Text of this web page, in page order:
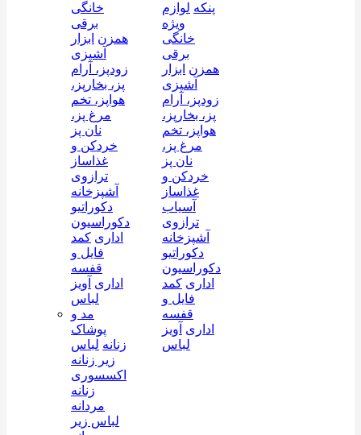
خانگی
برقی
همزن ابزار
آشپزی
زودپز، آرام
پز، بخارپز،
هواپز، تخم
مرغ پز،
نان پز
خردکن و
غذاساز
ترازوی
آشپزخانه
دکوراتیو
دکوراسیون
اداری کمد
فایل و
قفسه
اداری آویز
لباس
مد و
پوشاک
زنانه لباس
زیر زنانه
اکسسوری
زنانه
مردانه
لباس زیر
پنکه لوازم
ویژه
خانگی
برقی
همزن ابزار
آشپزی
زودپز، آرام
پز، بخارپز،
هواپز، تخم
مرغ پز،
نان پز
خردکن و
غذاساز
آسیاب
ترازوی
آشپزخانه
دکوراتیو
دکوراسیون
اداری کمد
فایل و
قفسه
اداری آویز
لباس